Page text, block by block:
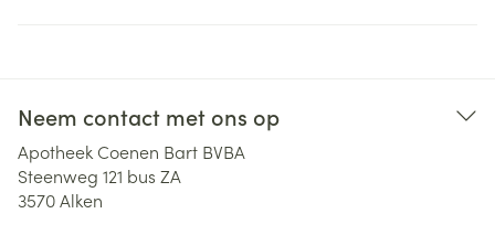
Neem contact met ons op
Apotheek Coenen Bart BVBA
Steenweg 121 bus ZA
3570Alken